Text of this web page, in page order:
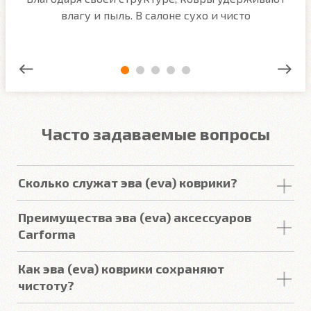
влагу и пыль. В салоне сухо и чисто
Часто задаваемые вопросы
Сколько служат эва (eva) коврики?
покрытий изЕВАв среднем составляет 2-3
.
Но есть некоторые факторы, уменьшающие или
Подробнее
Преимущества эва (eva) аксессуаров
Carforma
Российский качественный материал
Точно повторяют пол
Как эва (eva) коврики сохраняют
чистоту?